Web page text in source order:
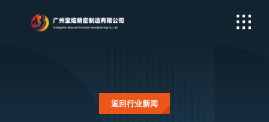
返回行业新闻